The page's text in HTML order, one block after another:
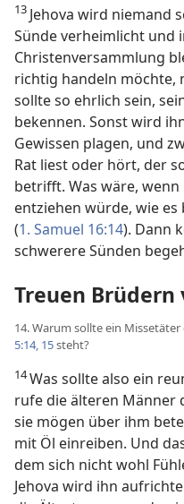
13 Jehova wird niemand
Sünde verheimlicht und
Christenversammlung
richtig handeln möchte,
sollte so ehrlich sein,
bekennen. Sonst wird
Gewissen plagen, und
Rat liest oder hört, der
betrifft. Was wäre, wenn
entziehen würde, wie es
(1. Samuel 16:14). Dann
schwerere Sünden
Treuen
14. Warum sollte ein
5:14, 15steht?
14Was sollte also ein
rufe die älteren Männer
sie mögen über ihm
mit Öl einreiben. Und
dem sich nicht wohl
Jehova wird ihn